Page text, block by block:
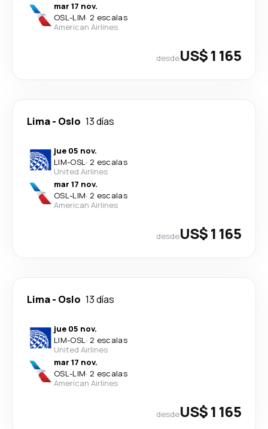
mar 17 nov.
OSL-LIM· 2 escalas
American Airlines
desdeUS$ 1 165
Lima- Oslo 13 días
jue 05 nov.
LIM-OSL· 2 escalas
United Airlines
mar 17 nov.
OSL-LIM· 2 escalas
American Airlines
desdeUS$ 1 165
Lima- Oslo 13 días
jue 05 nov.
LIM-OSL· 2 escalas
United Airlines
mar 17 nov.
OSL-LIM· 2 escalas
American Airlines
desdeUS$ 1 165